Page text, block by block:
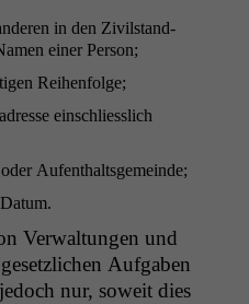
in den Zivil­stand­
ein­er Person;
Reihenfolge;
ein­schliesslich
Aufenthaltsgemeinde;
Ver­wal­tun­gen und
Auf­gaben
nur, soweit dies